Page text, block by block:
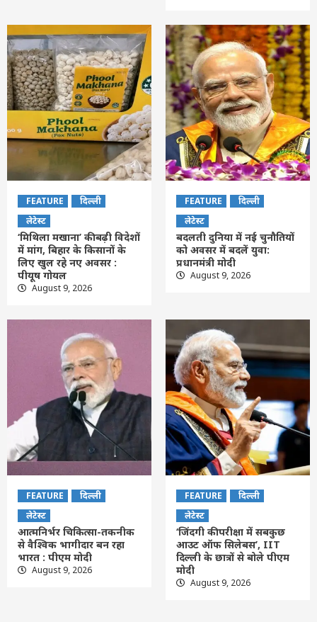
FEATURE
दिल्ली
लेटेस्ट
‘मिथिला मखाना’ की बढ़ी विदेशों
में मांग, बिहार के किसानों के
लिए खुल रहे नए अवसर :
पीयूष गोयल
August 9, 2026
FEATURE
दिल्ली
लेटेस्ट
बदलती दुनिया में नई चुनौतियों
को अवसर में बदलें युवा:
प्रधानमंत्री मोदी
August 9, 2026
FEATURE
दिल्ली
लेटेस्ट
आत्मनिर्भर चिकित्सा-तकनीक
से वैश्विक भागीदार बन रहा
भारत : पीएम मोदी
August 9, 2026
FEATURE
दिल्ली
लेटेस्ट
‘जिंदगी की परीक्षा में सबकुछ
आउट ऑफ सिलेबस’, IIT
दिल्ली के छात्रों से बोले पीएम
मोदी
August 9, 2026